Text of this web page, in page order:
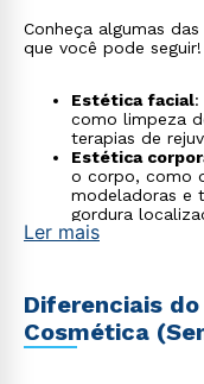
Conheça algumas
que você pode seguir!
Estética facial:
como limpeza
terapias de
Estética
o corpo, como
modeladoras e
gordura
Terapia capilar
área analisa as
uma imagem
cabelo,
Ler mais
Diferenciais
Cosmética